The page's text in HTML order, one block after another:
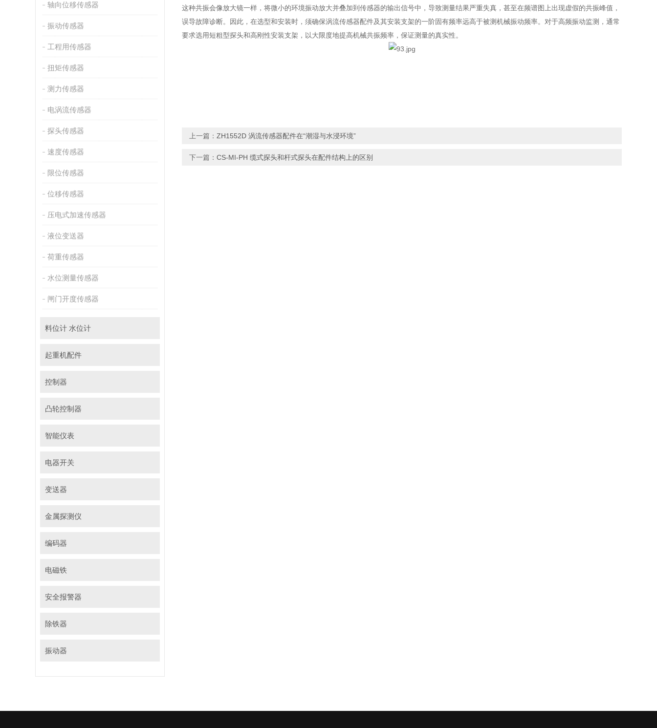
轴向位移传感器
振动传感器
工程用传感器
扭矩传感器
测力传感器
电涡流传感器
探头传感器
速度传感器
限位传感器
位移传感器
压电式加速传感器
液位变送器
荷重传感器
水位测量传感器
闸门开度传感器
料位计 水位计
起重机配件
控制器
凸轮控制器
智能仪表
电器开关
变送器
金属探测仪
编码器
电磁铁
安全报警器
除铁器
振动器
这种共振会像放大镜一样，将微小的环境振动放大并叠加到传感器的输出信号中，导致测量结果严重失真，甚至在频谱图上出现虚假的共振峰值，
误导故障诊断。因此，在选型和安装时，须确保涡流传感器配件及其安装支架的一阶固有频率远高于被测机械振动频率。对于高频振动监测，通常
要求选用短粗型探头和高刚性安装支架，以大限度地提高机械共振频率，保证测量的真实性。
上一篇： ZH1552D 涡流传感器配件在“潮湿与水浸环境”
下一篇： CS-MI-PH 缆式探头和杆式探头在配件结构上的区别